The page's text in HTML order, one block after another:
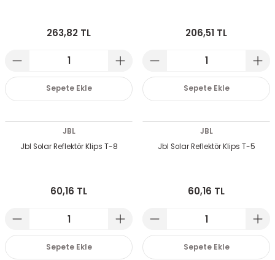
Kitleri
263,82 TL
Sepete Ekle
206,51 TL
Sepete Ekle
JBL
Jbl Solar Reflektör Klips T-8
60,16 TL
Sepete Ekle
JBL
Jbl Solar Reflektör Klips T-5
60,16 TL
Sepete Ekle